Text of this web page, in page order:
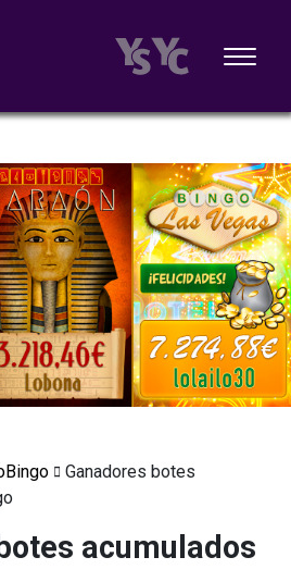
Ganadores botes
acumulados